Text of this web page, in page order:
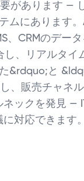
があります —
ムにあります
、CRMのデー
、リアルタイ
&rdquo;と
、販売チャネ
ネックを発見 —
対応できます。